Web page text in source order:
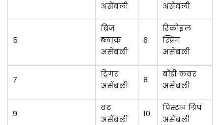
असेंबली
असेंबली
5
ब्रिज
ब्लाक
असेंबली
6
रिकोइल
स्प्रिंग
असेंबली
7
ट्रिगर
असेंबली
8
बॉडी कवर
असेंबली
9
बट
असेंबली
10
पिस्टन ग्रिप
असेंबली